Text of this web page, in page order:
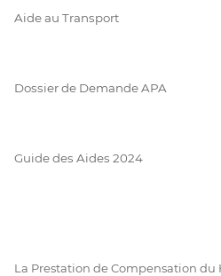
Aide au Transport
Dossier de Demande APA
Guide des Aides 2024
La Prestation de Compensation du